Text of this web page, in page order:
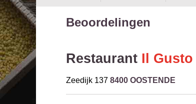
Beoordelingen
Restaurant Il
Zeedijk 137 8400 OOSTENDE